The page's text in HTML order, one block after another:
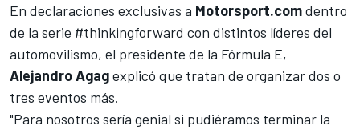
En declaraciones exclusivas a Motorsport.comdentro
de la serie #thinkingforward con distintos líderes del
automovilismo, el presidente de la Fórmula E,
Alejandro Agagexplicó que tratan de organizar dos o
tres eventos más.
"Para nosotros sería genial si pudiéramos terminar la